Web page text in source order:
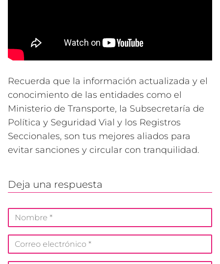
Recuerda que la información actualizada y el
conocimiento de las entidades como el
Ministerio de Transporte, la Subsecretaría de
Política y Seguridad Vial y los Registros
Seccionales, son tus mejores aliados para
evitar sanciones y circular con tranquilidad.
Deja una respuesta